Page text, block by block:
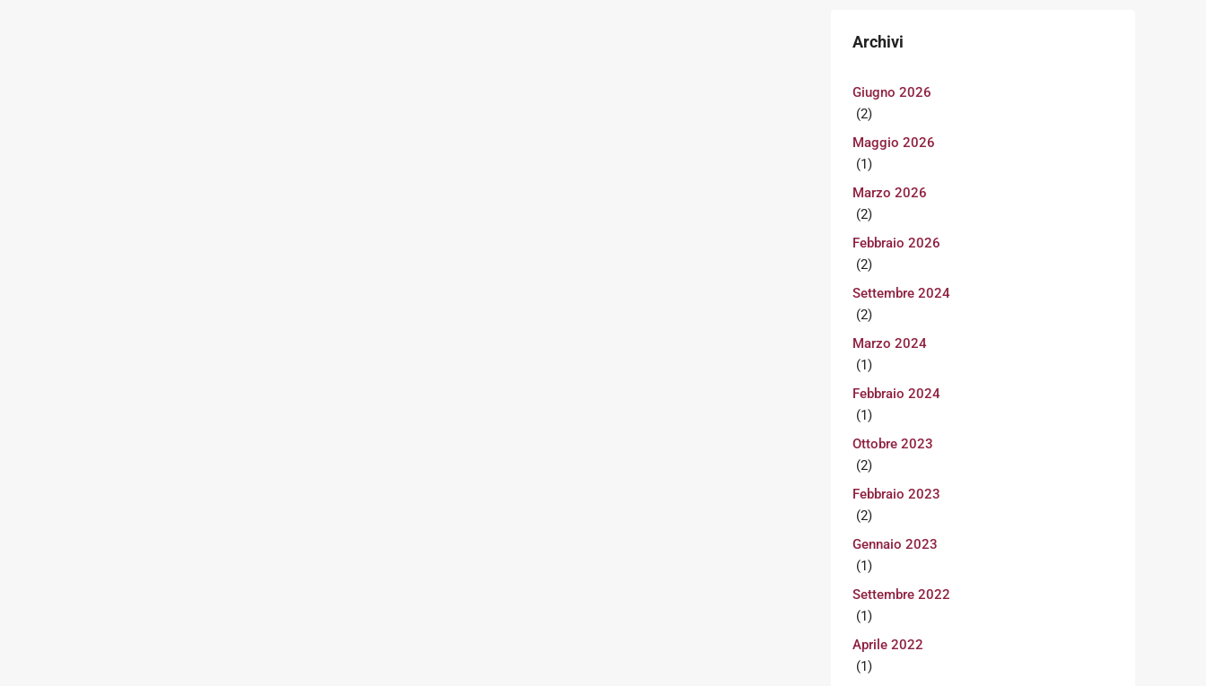
Archivi
Giugno 2026
(2)
Maggio 2026
(1)
Marzo 2026
(2)
Febbraio 2026
(2)
Settembre 2024
(2)
Marzo 2024
(1)
Febbraio 2024
(1)
Ottobre 2023
(2)
Febbraio 2023
(2)
Gennaio 2023
(1)
Settembre 2022
(1)
Aprile 2022
(1)